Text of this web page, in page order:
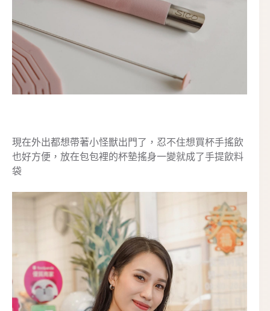
現在外出都想帶著小怪獸出門了，忍不住想買杯手搖飲
也好方便，放在包包裡的杯墊搖身一變就成了手提飲料
袋